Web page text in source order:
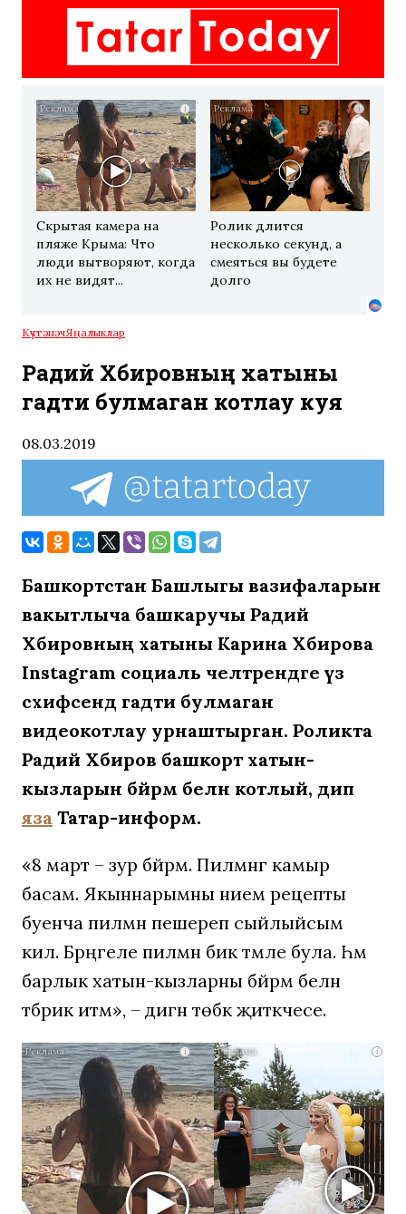
i
Скрытая камера на
пляже Крыма: Что
люди вытворяют, когда
их не видят...
i
Ролик длится
несколько секунд, а
смеяться вы будете
долго
КүчтәнәчЯңалыклар
Радий Хәбировның хатыны
гадәти булмаган котлау куя
08.03.2019
Башкортстан Башлыгы вазифаларын
вакытлыча башкаручы Радий
Хәбировның хатыны Карина Хәбирова
Instagram социаль челтәрендәге үз
сәхифәсендә гадәти булмаган
видеокотлау урнаштырган. Роликта
Радий Хәбиров башкорт хатын-
кызларын бәйрәм белән котлый, дип
яза Татар-информ.
«8 март – зур бәйрәм. Пилмәнгә камыр
басам. Якыннарымны әнием рецепты
буенча пилмән пешереп сыйлыйсым
килә. Бәрәңгеле пилмән бик тәмле була. Һәм
барлык хатын-кызларны бәйрәм белән
тәбрик итәм», – дигән төбәк җитәкчесе.
i
Скрытая
на
пляже
Крыма:
Что
люди
i